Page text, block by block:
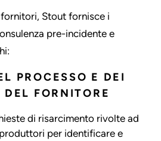
Stout fornisce i
pre-incidente e
PROCESSO E DEI
FORNITORE
di risarcimento rivolte ad
per identificare e